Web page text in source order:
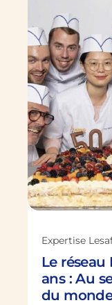
Expertise
Le
ans : Au
du